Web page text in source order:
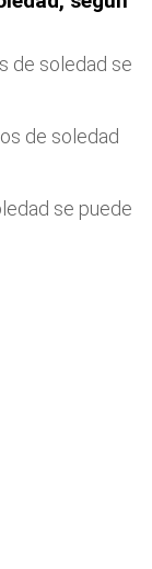
de soledad se
de soledad
se puede